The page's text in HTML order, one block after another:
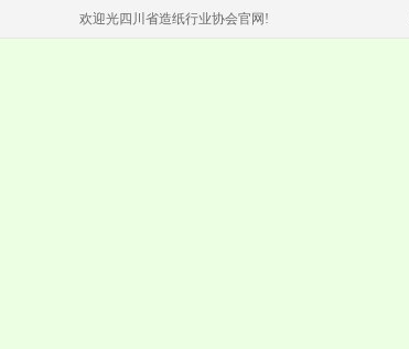
欢迎光四川省造纸行业协会官网!